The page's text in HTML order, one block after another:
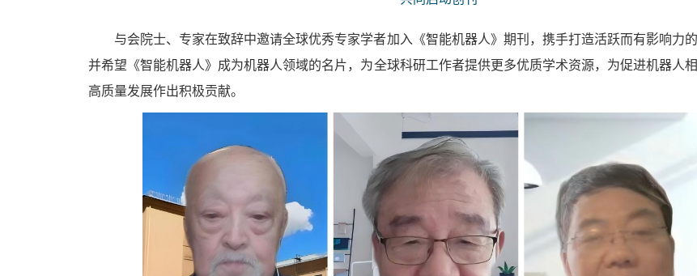
与会院士、专家在致辞中邀请全球优秀专家学者加入《智能机器人》期刊，携手打造活跃而有影响力的
并希望《智能机器人》成为机器人领域的名片，为全球科研工作者提供更多优质学术资源，为促进机器人
高质量发展作出积极贡献。